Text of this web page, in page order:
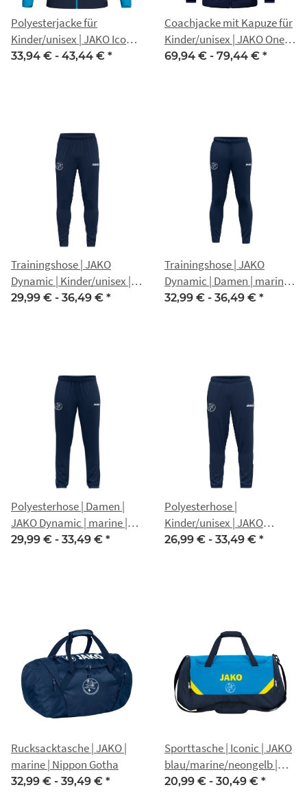
Polyesterjacke für
Kinder/unisex | JAKO Iconic
| marine/JAKO
33,94 € - 43,44 € *
Coachjacke mit Kapuze für
Kinder/unisex | JAKO One |
marine | Nippon Gotha
69,94 € - 79,44 € *
Trainingshose | JAKO
Dynamic | Kinder/unisex |
marine | Nippon Gotha
29,99 € - 36,49 € *
Trainingshose | JAKO
Dynamic | Damen | marine |
Nippon Gotha
32,99 € - 36,49 € *
Polyesterhose | Damen |
JAKO Dynamic | marine |
Nippon Gotha
29,99 € - 33,49 € *
Polyesterhose |
Kinder/unisex | JAKO
Dynamic | marine | Nippon
26,99 € - 33,49 € *
Rucksacktasche | JAKO |
marine | Nippon Gotha
32,99 € - 39,49 € *
Sporttasche | Iconic | JAKO
blau/marine/neongelb |
Nippon Gotha
20,99 € - 30,49 € *